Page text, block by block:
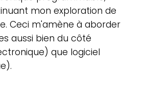
mon exploration de
Ceci m'amène à aborder
aussi bien du côté
que logiciel